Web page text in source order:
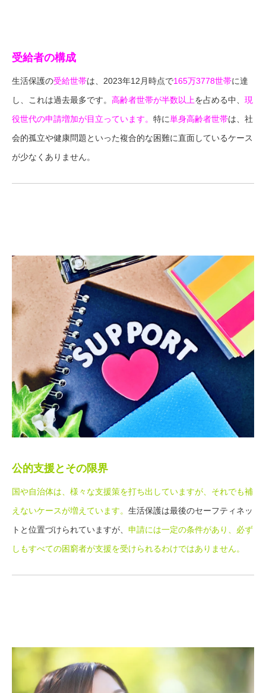
受給者の構成
生活保護の受給世帯は、2023年12月時点で165万3778世帯に達
し、これは過去最多です。 高齢者世帯が半数以上を占める中、 現
役世代の申請増加が目立っています。 特に単身高齢者世帯は、社
会的孤立や健康問題といった複合的な困難に直面しているケース
が少なくありません。
公的支援とその限界
国や自治体は、様々な支援策を打ち出していますが、それでも補
えないケースが増えています。 生活保護は最後のセーフティネッ
トと位置づけられていますが、 申請には一定の条件があり、必ず
しもすべての困窮者が支援を受けられるわけではありません。